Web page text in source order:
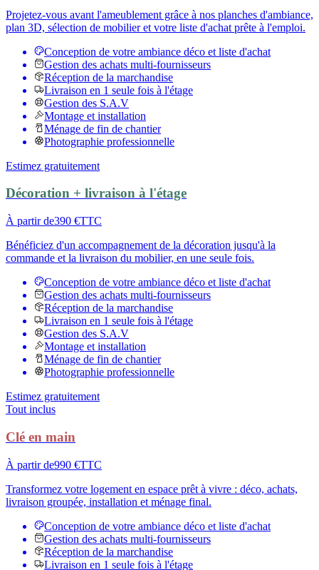
Projetez-vous avant l'ameublement grâce à nos planches d'ambiance,
plan 3D, sélection de mobilier et votre liste d'achat prête à l'emploi.
Conception de votre ambiance déco et liste d'achat
Gestion des achats multi-fournisseurs
Réception de la marchandise
Livraison en 1 seule fois à l'étage
Gestion des S.A.V
Montage et installation
Ménage de fin de chantier
Photographie professionnelle
Estimez gratuitement
Décoration + livraison à l'étage
À partir de390 €TTC
Bénéficiez d'un accompagnement de la décoration jusqu'à la
commande et la livraison du mobilier, en une seule fois.
Conception de votre ambiance déco et liste d'achat
Gestion des achats multi-fournisseurs
Réception de la marchandise
Livraison en 1 seule fois à l'étage
Gestion des S.A.V
Montage et installation
Ménage de fin de chantier
Photographie professionnelle
Estimez gratuitement
Tout inclus
Clé en main
À partir de990 €TTC
Transformez votre logement en espace prêt à vivre : déco, achats,
livraison groupée, installation et ménage final.
Conception de votre ambiance déco et liste d'achat
Gestion des achats multi-fournisseurs
Réception de la marchandise
Livraison en 1 seule fois à l'étage